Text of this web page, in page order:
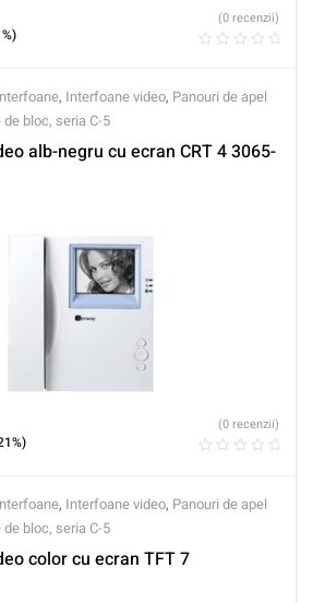
(0 recenzii)
, Interfoane video, Panouri de apel
bloc, seria C-5
alb-negru cu ecran CRT 4 3065-
(0 recenzii)
, Interfoane video, Panouri de apel
bloc, seria C-5
color cu ecran TFT 7